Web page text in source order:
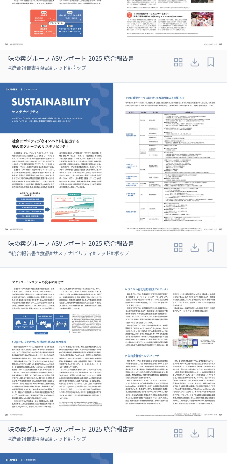
味の素グループ ASVレポート 2025 統合報告書
#統合報告書#食品#レッド#ポップ
味の素グループ ASVレポート 2025 統合報告書
#統合報告書#食品#サステナビリティ#レッド#ポップ
味の素グループ ASVレポート 2025 統合報告書
#統合報告書#食品#レッド#ポップ